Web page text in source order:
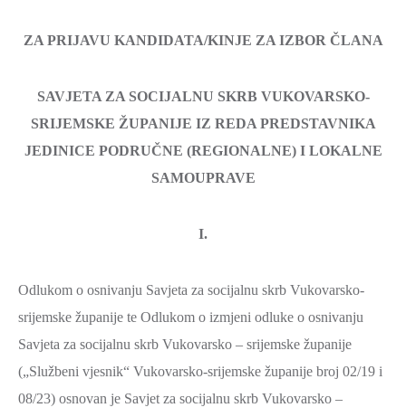
ZA PRIJAVU KANDIDATA/KINJE ZA IZBOR ČLANA
SAVJETA ZA SOCIJALNU SKRB VUKOVARSKO-
SRIJEMSKE ŽUPANIJE IZ REDA PREDSTAVNIKA
JEDINICE PODRUČNE (REGIONALNE) I LOKALNE
SAMOUPRAVE
I.
Odlukom o osnivanju Savjeta za socijalnu skrb Vukovarsko-
srijemske županije te Odlukom o izmjeni odluke o osnivanju
Savjeta za socijalnu skrb Vukovarsko – srijemske županije
(„Službeni vjesnik“ Vukovarsko-srijemske županije broj 02/19 i
08/23) osnovan je Savjet za socijalnu skrb Vukovarsko –